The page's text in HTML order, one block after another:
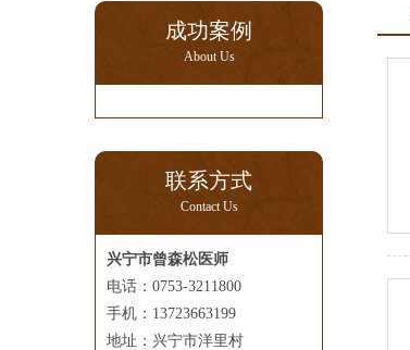
成功案例
About Us
联系方式
Contact Us
兴宁市曾森松医师
电话：0753-3211800
手机：13723663199
地址：兴宁市洋里村